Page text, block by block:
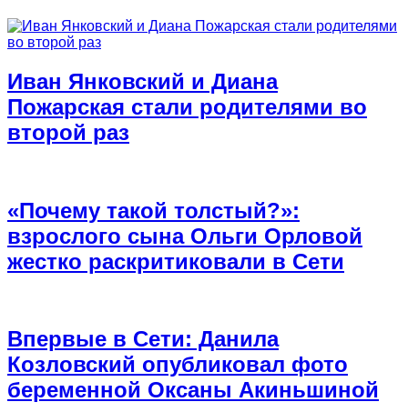
Иван Янковский и Диана
Пожарская стали родителями во
второй раз
«Почему такой толстый?»:
взрослого сына Ольги Орловой
жестко раскритиковали в Сети
Впервые в Сети: Данила
Козловский опубликовал фото
беременной Оксаны Акиньшиной